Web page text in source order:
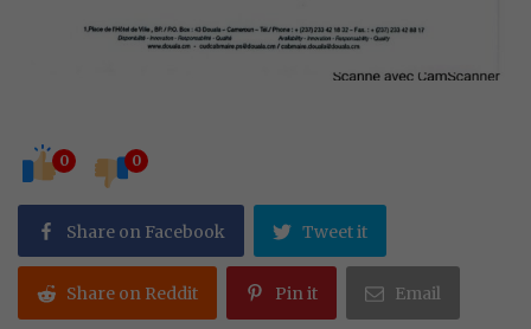
0 0
Share on Facebook Tweet it
Share on Reddit Pin it Email